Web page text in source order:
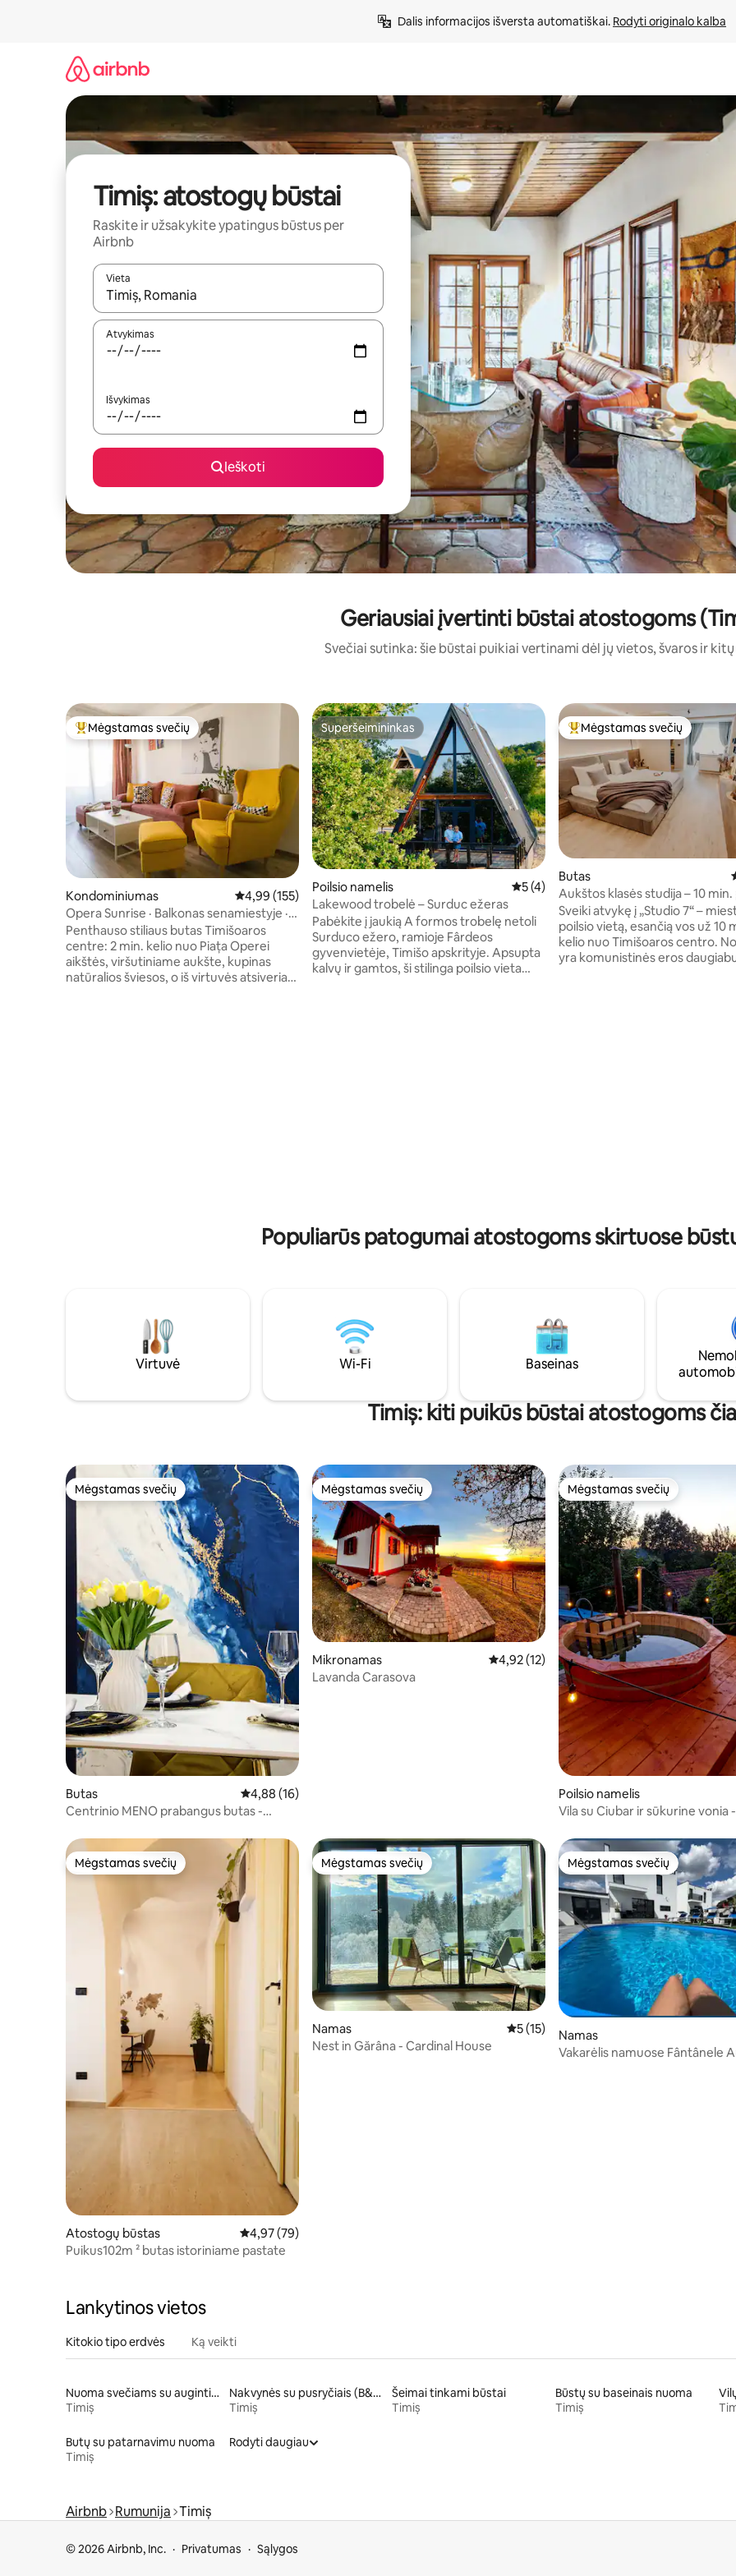
Dalis informacijos išversta automatiškai. Rodyti originalo kalba
Timiș: atostogų būstai
Raskite ir užsakykite ypatingus būstus per
Airbnb
Vieta
Kai pasirodys paieškos rezultatai, juos naršyti galite naudodami rodykles aukštyn ir žemyn arba liesdami ir braukdami
Atvykimas
Išvykimas
Ieškoti
Geriausiai įvertinti būstai atostogoms
Svečiai sutinka: šie būstai puikiai vertinami dėl jų vietos, švaros ir
Svečių mėgstamiausias
Mėgstamas svečių
Kondominiumas Vidutinis įvertinimas: 4,99 iš 5, atsiliepimų: 155
4,99 (155)
Opera Sunrise · Balkonas senamiestyje ·
Šviesu ir tylu
Penthauso stiliaus butas Timišoaros
centre: 2 min. kelio nuo Piața Operei
aikštės, viršutiniame aukšte, kupinas
natūralios šviesos, o iš virtuvės atsiveria
Superšeimininkas
Superšeimininkas
Poilsio namelis Vidutinis įvertinimas: 5 iš 5, atsiliepimų: 4
5 (4)
Lakewood trobelė – Surduc ežeras
Pabėkite į jaukią A formos trobelę netoli
Surduco ežero, ramioje Fârdeos
gyvenvietėje, Timišo apskrityje. Apsupta
kalvų ir gamtos, ši stilinga poilsio vieta
Svečių mėgstamiausias
Mėgstamas svečių
Butas
Aukštos klasės studija – 10 min.
iki miesto centro
Sveiki atvykę į „Studio 7“ –
poilsio vietą, esančią vos už 10
kelio nuo Timišoaros centro.
yra komunistinės eros
Populiarūs patogumai atostogoms skirtuose
Virtuvė Wi-Fi Baseinas
Timiș: kiti puikūs būstai atostogoms čia
Mėgstamas svečių
Mėgstamas svečių
Butas Vidutinis įvertinimas: 4,88 iš 5, atsiliepimų: 16
4,88 (16)
Centrinio MENO prabangus butas -
Mėgstamas svečių
Mėgstamas svečių
Mikronamas Vidutinis įvertinimas: 4,92 iš 5, atsiliepimų: 12
4,92 (12)
Lavanda Carasova
Mėgstamas svečių
Mėgstamas svečių
Poilsio namelis
Vila su Ciubar ir sūkurine vonia
Mėgstamas svečių
Mėgstamas svečių
Atostogų būstas Vidutinis įvertinimas: 4,97 iš 5, atsiliepimų: 79
4,97 (79)
Puikus102m ² butas istoriniame pastate
Mėgstamas svečių
Mėgstamas svečių
Namas Vidutinis įvertinimas: 5 iš 5, atsiliepimų: 15
5 (15)
Nest in Gărâna - Cardinal House
Mėgstamas svečių
Mėgstamas svečių
Namas
Vakarėlis namuose Fântânele
Lankytinos vietos
Kitokio tipo erdvės Ką veikti
Nuoma svečiams su augintiniais
Timiș
Nakvynės su pusryčiais (B&B)
Timiș
Šeimai tinkami būstai
Timiș
Būstų su baseinais nuoma
Timiș
Butų su patarnavimu nuoma
Timiș
Rodyti daugiau
Airbnb Rumunija Timiș
© 2026 Airbnb, Inc. Privatumas Sąlygos